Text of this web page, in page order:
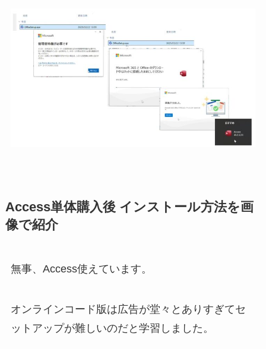
Access単体購入後 インストール方法を画
像で紹介
無事、Access使えています。
オンラインコード版は広告が堂々とありすぎてセ
ットアップが難しいのだと学習しました。